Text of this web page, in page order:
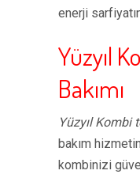
enerji
Yüzyıl
Bakımı
Yüzyıl Kombi
bakım
kombinizi